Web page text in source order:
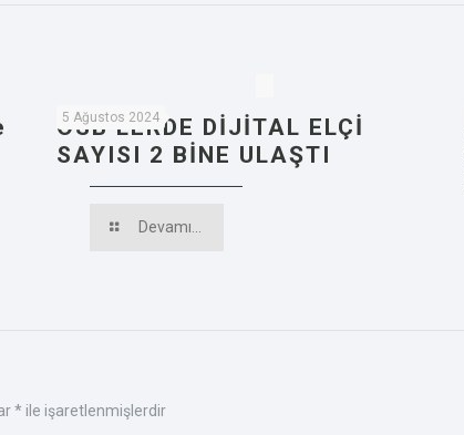
5 Ağustos 2024
OSB’LERDE DİJİTAL ELÇİ
SAYISI 2 BİNE ULAŞTI
Devamı...
* ile işaretlenmişlerdir